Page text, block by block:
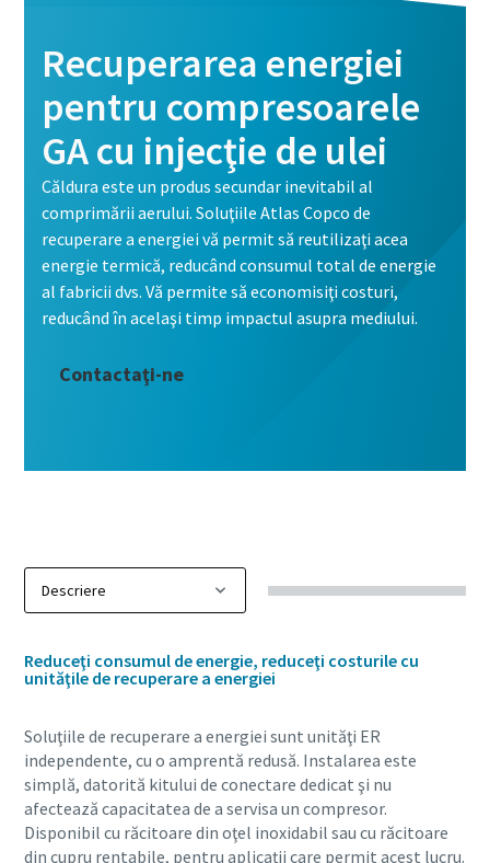
ZR/ZT compresoare cu surub fara ulei pentru
Recuperarea energiei
pentru compresoarele
GA cu injecţie de ulei
Căldura este un produs secundar inevitabil al
comprimării aerului. Soluţiile Atlas Copco de
recuperare a energiei vă permit să reutilizaţi acea
energie termică, reducând consumul total de energie
al fabricii dvs. Vă permite să economisiţi costuri,
reducând în acelaşi timp impactul asupra mediului.
Contactaţi-ne
Reduceţi consumul de energie, reduceţi costurile cu
unităţile de recuperare a energiei
Soluţiile de recuperare a energiei sunt unităţi ER
independente, cu o amprentă redusă. Instalarea este
simplă, datorită kitului de conectare dedicat şi nu
afectează capacitatea de a servisa un compresor.
Disponibil cu răcitoare din oţel inoxidabil sau cu răcitoare
din cupru rentabile, pentru aplicaţii care permit acest lucru.